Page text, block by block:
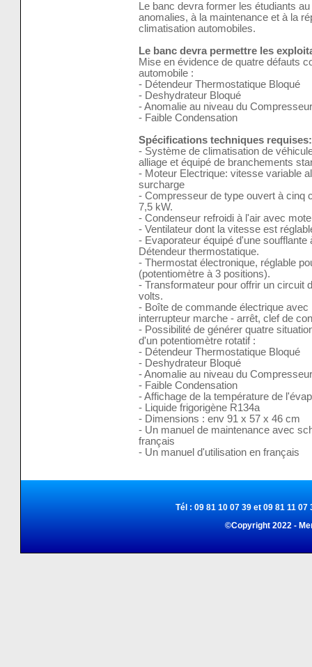
Le banc devra former les étudiants
anomalies, à la maintenance et à la
climatisation automobiles.
Le banc devra permettre les
Mise en évidence de quatre défauts
automobile :
- Détendeur Thermostatique Bloqué
- Deshydrateur Bloqué
- Anomalie au niveau du Compresseur
- Faible Condensation
Spécifications techniques requises:
- Système de climatisation de
alliage et équipé de branchements
- Moteur Electrique: vitesse variable
surcharge
- Compresseur de type ouvert à cinq
7,5 kW.
- Condenseur refroidi à l'air avec
- Ventilateur dont la vitesse est
- Evaporateur équipé d'une
Détendeur thermostatique.
- Thermostat électronique, réglable
(potentiomètre à 3 positions).
- Transformateur pour offrir un circuit
volts.
- Boîte de commande électrique
interrupteur marche - arrêt, clef de
- Possibilité de générer quatre
d'un potentiomètre rotatif :
- Détendeur Thermostatique Bloqué
- Deshydrateur Bloqué
- Anomalie au niveau du Compresseur
- Faible Condensation
- Affichage de la température de
- Liquide frigorigène R134a
- Dimensions : env 91 x 57 x 46 cm
- Un manuel de maintenance avec
français
- Un manuel d'utilisation en français
Tél : 09 81 10 07 39 et 09 81 11
©Copyright 2022 -